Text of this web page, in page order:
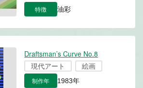
特徴 油彩
Draftsman’s Curve No.8
現代アート
絵画
制作年 1983年